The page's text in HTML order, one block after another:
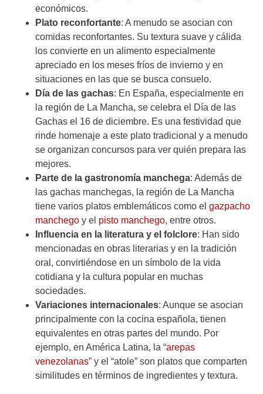
económicos.
Plato reconfortante: A menudo se asocian con
comidas reconfortantes. Su textura suave y cálida
los convierte en un alimento especialmente
apreciado en los meses fríos de invierno y en
situaciones en las que se busca consuelo.
Día de las gachas: En España, especialmente en
la región de La Mancha, se celebra el Día de las
Gachas el 16 de diciembre. Es una festividad que
rinde homenaje a este plato tradicional y a menudo
se organizan concursos para ver quién prepara las
mejores.
Parte de la gastronomía manchega: Además de
las gachas manchegas, la región de La Mancha
tiene varios platos emblemáticos como el gazpacho
manchego y el pisto manchego, entre otros.
Influencia en la literatura y el folclore: Han sido
mencionadas en obras literarias y en la tradición
oral, convirtiéndose en un símbolo de la vida
cotidiana y la cultura popular en muchas
sociedades.
Variaciones internacionales: Aunque se asocian
principalmente con la cocina española, tienen
equivalentes en otras partes del mundo. Por
ejemplo, en América Latina, la “arepas
venezolanas” y el “atole” son platos que comparten
similitudes en términos de ingredientes y textura.